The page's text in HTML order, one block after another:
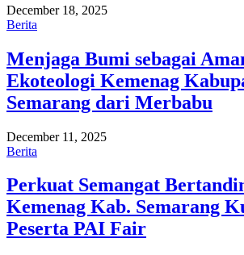
December 18, 2025
Berita
Menjaga Bumi sebagai
Ekoteologi Kemenag
Semarang dari Merbabu
December 11, 2025
Berita
Perkuat Semangat
Kemenag Kab. Semarang
Peserta PAI Fair